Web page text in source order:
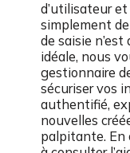
d’utilisateur
simplement
de saisie
idéale, nous
gestionnaire
sécuriser vos
authentifié,
nouvelles
palpitante. En